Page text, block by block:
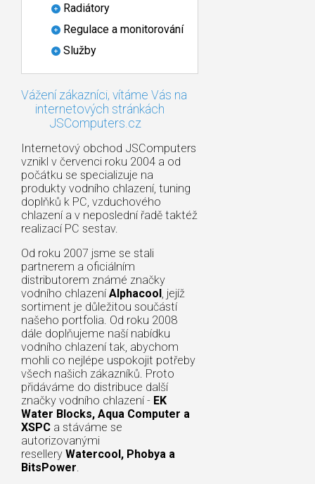
Radiátory
Regulace a monitorování
Služby
Vážení zákazníci, vítáme Vás na
internetových stránkách
JSComputers.cz
Internetový obchod JSComputers
vznikl v červenci roku 2004 a od
počátku se specializuje na
produkty vodního chlazení, tuning
doplňků k PC, vzduchového
chlazení a v neposlední řadě taktéž
realizací PC sestav.
Od roku 2007 jsme se stali
partnerem a oficiálním
distributorem známé značky
vodního chlazení Alphacool, jejíž
sortiment je důležitou součástí
našeho portfolia. Od roku 2008
dále doplňujeme naší nabídku
vodního chlazení tak, abychom
mohli co nejlépe uspokojit potřeby
všech našich zákazníků. Proto
přidáváme do distribuce další
značky vodního chlazení - EK
Water Blocks, Aqua Computer a
XSPC a stáváme se
autorizovanými
resellery Watercool, Phobya a
BitsPower.